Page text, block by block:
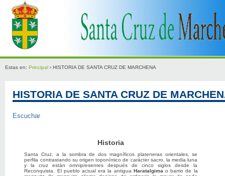
Estas en: Principal › HISTORIA DE SANTA CRUZ DE MARCHENA
HISTORIA DE SANTA CRUZ DE
Escuchar
Historia
Santa Cruz, a la sombra de dos magníficos plateneras orientales, se
perfila contrastando su origen toponímico de carácter sacro, la media luna
y la cruz están omnipresentes después de cinco siglos desde la
Reconquista. El pueblo actual era la antigua Haratalgima o barrio de la